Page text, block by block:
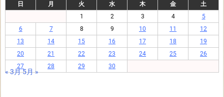
日
月 火 水 木 金
土
1
2 3 4
5
6
7 8 9 10 11
12
13
14 15 16 17 18
19
20
21 22 23 24 25
26
27
28 29 30
« 3月5月 »